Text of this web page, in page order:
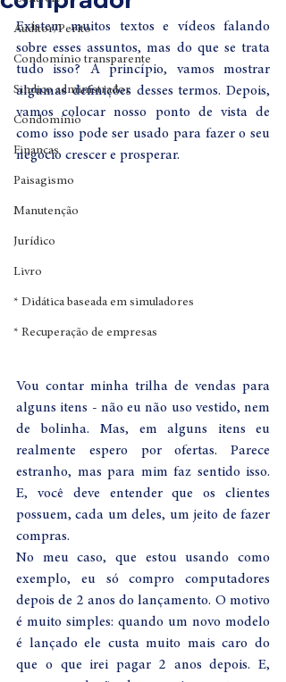
Auditor/Perito
Condomínio transparente
Sindico administrador
Condomínio
Finanças
Paisagismo
Manutenção
Jurídico
Livro
* Didática baseada em simuladores
* Recuperação de empresas
Existem muitos textos e vídeos falando
sobre esses assuntos, mas do que se trata
tudo isso? A princípio, vamos mostrar
algumas definições desses termos. Depois,
vamos colocar nosso ponto de vista de
como isso pode ser usado para fazer o seu
negócio crescer e prosperar.
Vou contar minha trilha de vendas para
alguns itens - não eu não uso vestido, nem
de bolinha. Mas, em alguns itens eu
realmente espero por ofertas. Parece
estranho, mas para mim faz sentido isso.
E, você deve entender que os clientes
possuem, cada um deles, um jeito de fazer
compras.
No meu caso, que estou usando como
exemplo, eu só compro computadores
depois de 2 anos do lançamento. O motivo
é muito simples: quando um novo modelo
é lançado ele custa muito mais caro do
que o que irei pagar 2 anos depois. E,